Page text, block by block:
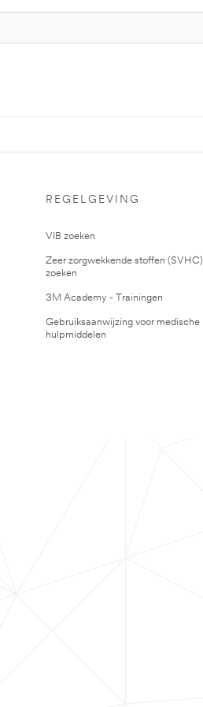
REGELGEVING
VIB zoeken
Zeer zorgwekkende stoffen (SVHC)
zoeken
3M Academy - Trainingen
Gebruiksaanwijzing voor medische
hulpmiddelen